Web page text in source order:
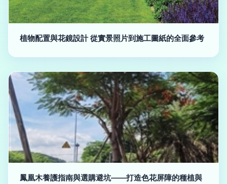
植物配置與花鏡設計 從實景照片到施工圖紙的全面參考
鳳凰木養護指南與選購避坑——打造色花屏障的種植與